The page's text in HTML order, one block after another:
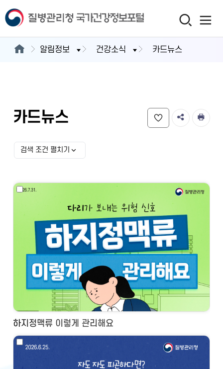
알림정보 건강소식 카드뉴스
카드뉴스
검색 조건 선택
검색 조건 펼치기
하지정맥류 이렇게 관리해요